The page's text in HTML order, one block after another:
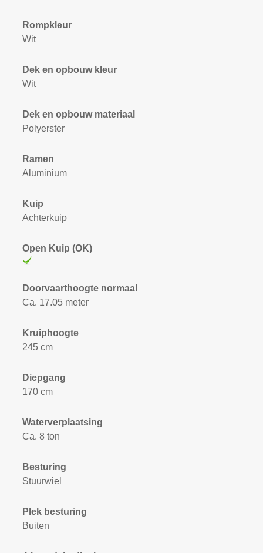
Rompkleur
Wit
Dek en opbouw kleur
Wit
Dek en opbouw materiaal
Polyerster
Ramen
Aluminium
Kuip
Achterkuip
Open Kuip (OK)
Doorvaarthoogte normaal
Ca. 17.05 meter
Kruiphoogte
245 cm
Diepgang
170 cm
Waterverplaatsing
Ca. 8 ton
Besturing
Stuurwiel
Plek besturing
Buiten